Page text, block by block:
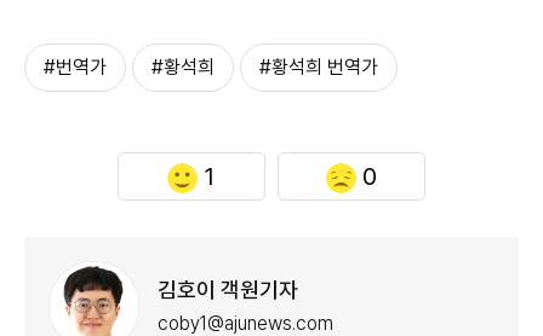
#번역가 #황석희 #황석희 번역가
1 0
김호이 객원기자
coby1@ajunews.com